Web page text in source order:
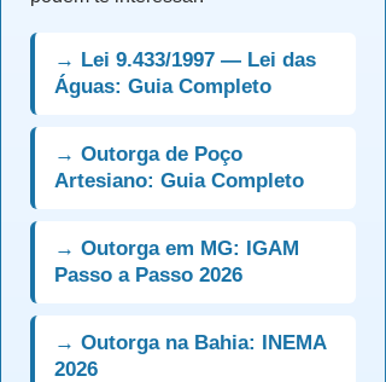
→ Lei 9.433/1997 — Lei das
Águas: Guia Completo
→ Outorga de Poço
Artesiano: Guia Completo
→ Outorga em MG: IGAM
Passo a Passo 2026
→ Outorga na Bahia: INEMA
2026